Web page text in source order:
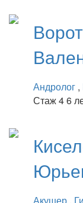
Андролог ,
Стаж 4 6
Акушер ,